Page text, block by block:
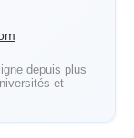
depuis plus
et